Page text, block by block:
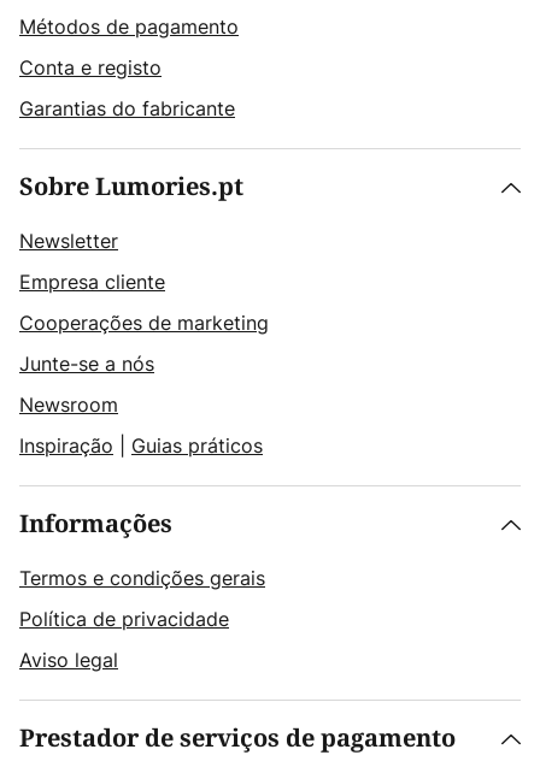
Métodos de pagamento
Conta e registo
Garantias do fabricante
Sobre Lumories.pt
Newsletter
Empresa cliente
Cooperações de marketing
Junte-se a nós
Newsroom
Inspiração
Guias práticos
Informações
Termos e condições gerais
Política de privacidade
Aviso legal
Prestador de serviços de pagamento